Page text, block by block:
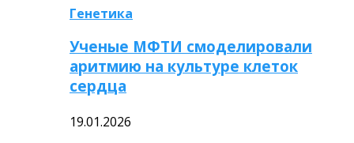
Генетика
Ученые МФТИ смоделировали
аритмию на культуре клеток
сердца
19.01.2026